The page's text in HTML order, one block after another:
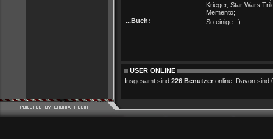
Krieger, Star Wars
Memento;
...Buch:
So einige. :)
USER ONLINE
Insgesamt sind 226 Benutzer online. Davon sind